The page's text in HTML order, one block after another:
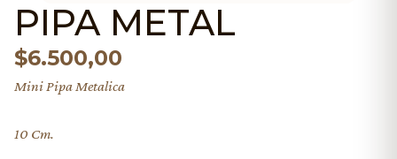
PIPA METAL
$6.500,00
Mini Pipa Metalica
10 Cm.